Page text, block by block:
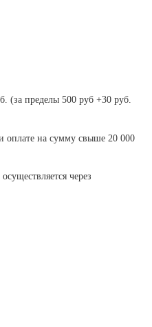
(за пределы 500 руб +30 руб.
оплате на сумму свыше 20 000
через